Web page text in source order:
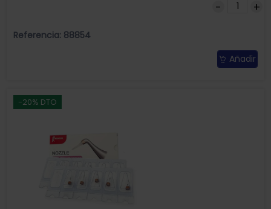
Referencia: 88854
Añadir
-20% DTO